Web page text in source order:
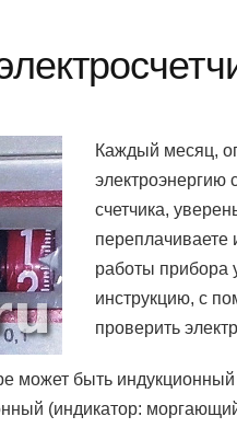
Каждый месяц,
электроэнергию
счетчика,
переплачиваете
работы прибора
инструкцию, с
проверить
может быть
(индикатор: